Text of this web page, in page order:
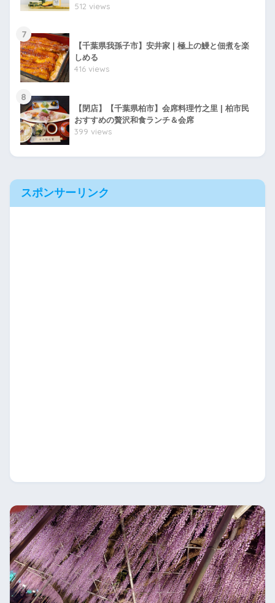
512 views
7
【千葉県我孫子市】安井家 | 極上の鰻と佃煮を楽
しめる
416 views
8
【閉店】【千葉県柏市】会席料理竹之里 | 柏市民
おすすめの贅沢和食ランチ＆会席
399 views
スポンサーリンク